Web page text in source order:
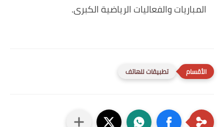
المباريات والفعاليات الرياضية الكبرى.
تطبيقات للهاتف